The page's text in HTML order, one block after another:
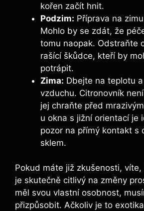
kořen začít hnit.
Podzim: Příprava na
Mohlo by se zdát, že
tomu naopak. Odstraňte
rašící škůdce, kteří by
potrápit.
Zima: Dbejte na teplotu
vzduchu. Citronovník
jej chraňte před
u okna s jižní orientací je
pozor na přímý kontakt s
sklem.
Pokud máte již zkušenosti,
je skutečně citlivý na změny
měl svou vlastní osobnost,
přizpůsobit. Ačkoliv je to